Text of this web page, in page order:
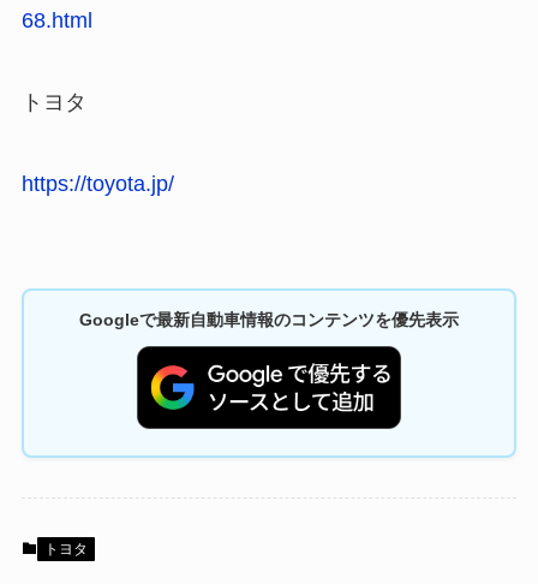
68.html
トヨタ
https://toyota.jp/
Googleで最新自動車情報のコンテンツを優先表示
トヨタ